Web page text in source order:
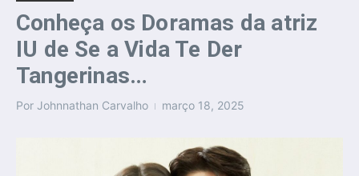
Conheça os Doramas da atriz
IU de Se a Vida Te Der
Tangerinas…
Por Johnnathan Carvalho março 18, 2025